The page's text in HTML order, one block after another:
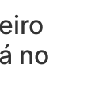
no